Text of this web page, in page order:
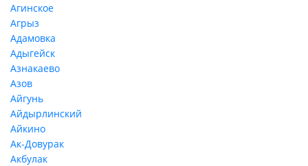
Агинское
Агрыз
Адамовка
Адыгейск
Азнакаево
Азов
Айгунь
Айдырлинский
Айкино
Ак-Довурак
Акбулак